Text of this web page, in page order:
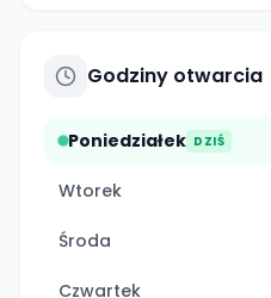
Godziny otwarcia
Poniedziałek DZIŚ
Wtorek
Środa
Czwartek